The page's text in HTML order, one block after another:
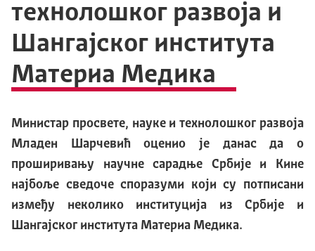
технолошког развоја и
Шангајског института
Материа Медика
Министар просвете, науке и технолошког развоја
Младен Шарчевић оценио је данас да о
проширивању научне сарадње Србије и Кине
најбоље сведоче споразуми који су потписани
између неколико институција из Србије и
Шангајског института Материа Медика.